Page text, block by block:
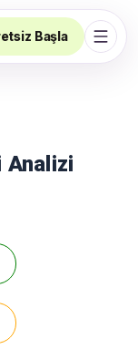
Başla
Analizi